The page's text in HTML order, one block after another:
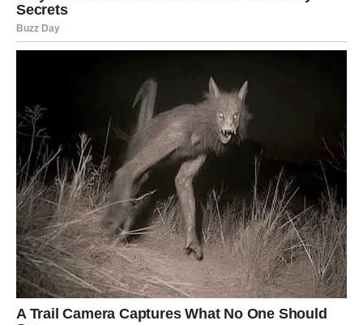
Budite otvoreni za ono što dolazi.
Sudbina vam sprema poseban
trenutak
Pred vama su uzbudljivi dani.
RIBE
Intuicija vam već govori da jedna priča nije završena.
Do kraja proljeća mogli biste dobiti potvrdu svojih
osjećanja.